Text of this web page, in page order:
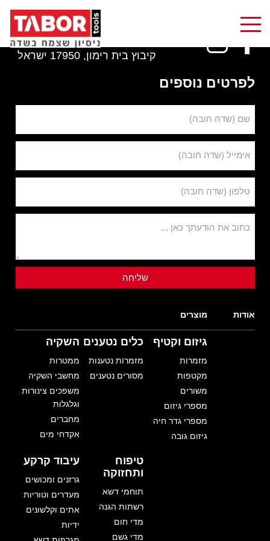
1-800-801-123
info@tabortools.com
קיבוץ בית רימון, 17950 ישראל
לפרטים נוספים
שם (שדה חובה)
אימייל (שדה חובה)
טלפון (שדה חובה)
כתוב את הודעתך כאן ...
אודות מוצרים
גיזום וקטיף
מזמרות
מקטפות
משורים
מספרי גיזום
מספרי גדר חיה
גיזום גובה
כלים נטענים
מזמרות נטענות
מסורים נטענים
השקיה
ממטרות
מחשבי השקיה
משפכים צינורות
וגלגלות
מחברים
אקדחי מים
טיפוח
ותחזוקה
תוחמי דשא
רשתות הגנה
מדי חום
מדי גשם
עיבוד קרקע
גרזנים ומכושים
מעדרים וטוריות
אתים וקלשונים
ידיות